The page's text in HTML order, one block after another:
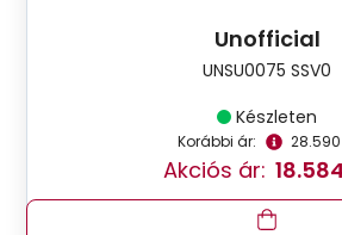
Unofficial
UNSU0075 SSV0
Készleten
Korábbi ár: 28.590
Akciós ár: